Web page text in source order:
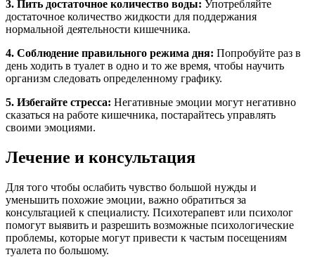
3. Пить достаточное количество воды: Употребляйте
достаточное количество жидкости для поддержания
нормальной деятельности кишечника.
4. Соблюдение правильного режима дня: Попробуйте раз в
день ходить в туалет в одно и то же время, чтобы научить
организм следовать определенному графику.
5. Избегайте стресса: Негативные эмоции могут негативно
сказаться на работе кишечника, постарайтесь управлять
своими эмоциями.
Лечение и консультация
Для того чтобы ослабить чувство большой нужды и
уменьшить похожие эмоции, важно обратиться за
консультацией к специалисту. Психотерапевт или психолог
помогут выявить и разрешить возможные психологические
проблемы, которые могут привести к частым посещениям
туалета по большому.